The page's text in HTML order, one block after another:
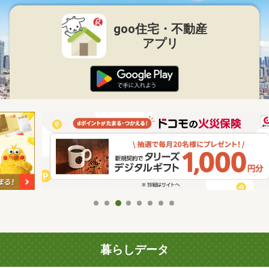
goo住宅・不動産
アプリ
暮らしデータ